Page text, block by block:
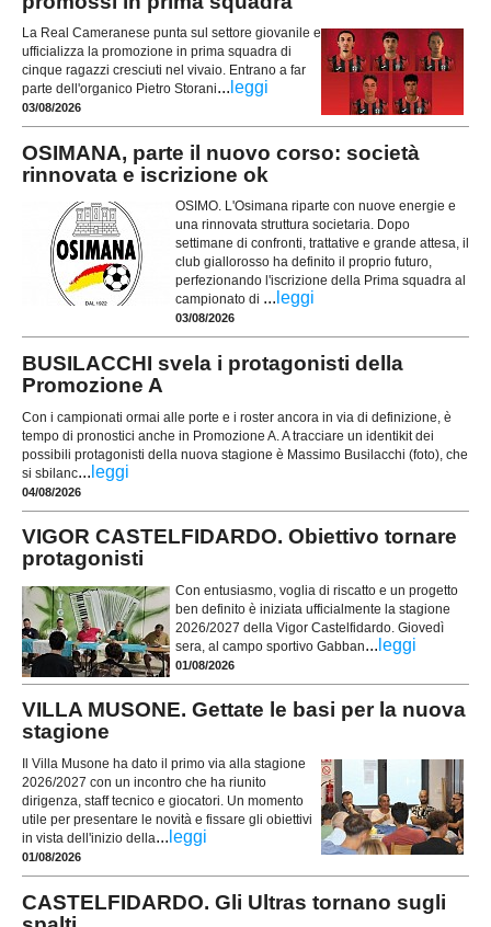
La Real Cameranese punta sul settore giovanile e
ufficializza la promozione in prima squadra di
cinque ragazzi cresciuti nel vivaio. Entrano a far
parte dell'organico Pietro Storani... leggi
03/08/2026
OSIMANA, parte il nuovo corso: società
rinnovata e iscrizione ok
OSIMO. L'Osimana riparte con nuove energie e
una rinnovata struttura societaria. Dopo
settimane di confronti, trattative e grande attesa, il
club giallorosso ha definito il proprio futuro,
perfezionando l'iscrizione della Prima squadra al
campionato di ... leggi
03/08/2026
BUSILACCHI svela i protagonisti della
Promozione A
Con i campionati ormai alle porte e i roster ancora in via di definizione, è
tempo di pronostici anche in Promozione A. A tracciare un identikit dei
possibili protagonisti della nuova stagione è Massimo Busilacchi (foto), che
si sbilanc... leggi
04/08/2026
VIGOR CASTELFIDARDO. Obiettivo tornare
protagonisti
Con entusiasmo, voglia di riscatto e un progetto
ben definito è iniziata ufficialmente la stagione
2026/2027 della Vigor Castelfidardo. Giovedì
sera, al campo sportivo Gabban... leggi
01/08/2026
VILLA MUSONE. Gettate le basi per la nuova
stagione
Il Villa Musone ha dato il primo via alla stagione
2026/2027 con un incontro che ha riunito
dirigenza, staff tecnico e giocatori. Un momento
utile per presentare le novità e fissare gli obiettivi
in vista dell'inizio della... leggi
01/08/2026
CASTELFIDARDO. Gli Ultras tornano sugli